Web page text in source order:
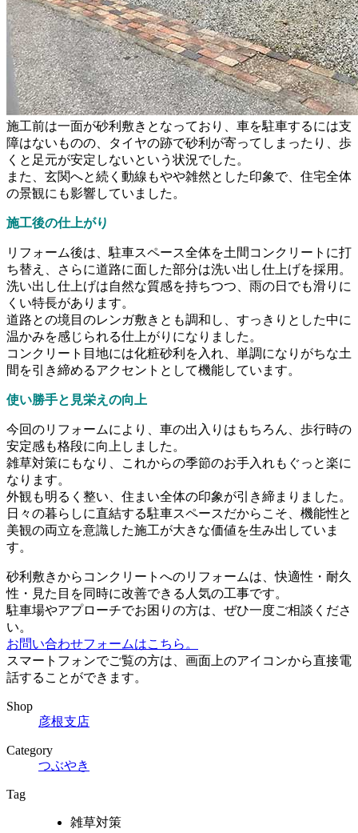
施工前は一面が砂利敷きとなっており、車を駐車するには支
障はないものの、タイヤの跡で砂利が寄ってしまったり、歩
くと足元が安定しないという状況でした。
また、玄関へと続く動線もやや雑然とした印象で、住宅全体
の景観にも影響していました。
施工後の仕上がり
リフォーム後は、駐車スペース全体を土間コンクリートに打
ち替え、さらに道路に面した部分は洗い出し仕上げを採用。
洗い出し仕上げは自然な質感を持ちつつ、雨の日でも滑りに
くい特長があります。
道路との境目のレンガ敷きとも調和し、すっきりとした中に
温かみを感じられる仕上がりになりました。
コンクリート目地には化粧砂利を入れ、単調になりがちな土
間を引き締めるアクセントとして機能しています。
使い勝手と見栄えの向上
今回のリフォームにより、車の出入りはもちろん、歩行時の
安定感も格段に向上しました。
雑草対策にもなり、これからの季節のお手入れもぐっと楽に
なります。
外観も明るく整い、住まい全体の印象が引き締まりました。
日々の暮らしに直結する駐車スペースだからこそ、機能性と
美観の両立を意識した施工が大きな価値を生み出していま
す。
砂利敷きからコンクリートへのリフォームは、快適性・耐久
性・見た目を同時に改善できる人気の工事です。
駐車場やアプローチでお困りの方は、ぜひ一度ご相談くださ
い。
お問い合わせフォームはこちら。
スマートフォンでご覧の方は、画面上のアイコンから直接電
話することができます。
Shop
彦根支店
Category
つぶやき
Tag
雑草対策